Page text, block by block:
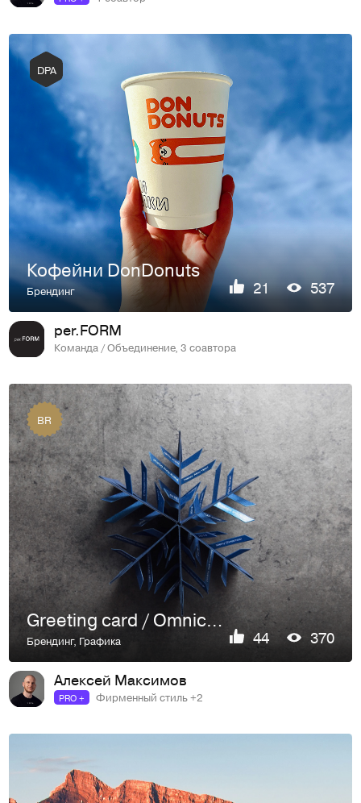
DPA
Кофейни DonDonuts
Брендинг 21 537
per.FORM
Команда / Объединение, 3 соавтора
BR
Greeting card / Omnicomm
Брендинг, Графика 44 370
Алексей Максимов
PRO + Фирменный стиль +2